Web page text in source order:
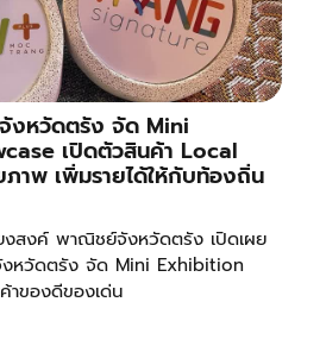
งหวัดตรัง จัด Mini
เปิดตัวสินค้า Local
าพ เพิ่มรายได้ให้กับท้องถิ่น
งสงค์ พาณิชย์จังหวัดตรัง เปิดเผย
หวัดตรัง จัด Mini Exhibition
าของดีของเด่น